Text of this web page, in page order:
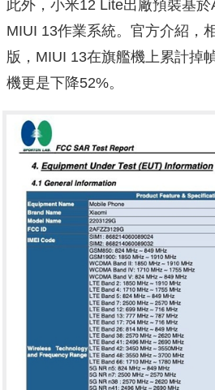
此外，小米12 Lite出廠預裝基
MIUI 13作業系統。官方介紹，
版，MIUI 13在旗艦機上累計掉
機更是下降52%。